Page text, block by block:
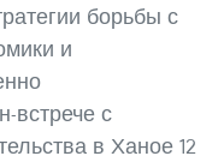
борьбы с
и
встрече с
в Ханое 12